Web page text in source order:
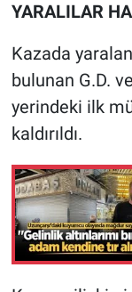
YARALILAR
Kazada
bulunan G.D.
yerindeki ilk
kaldırıldı.